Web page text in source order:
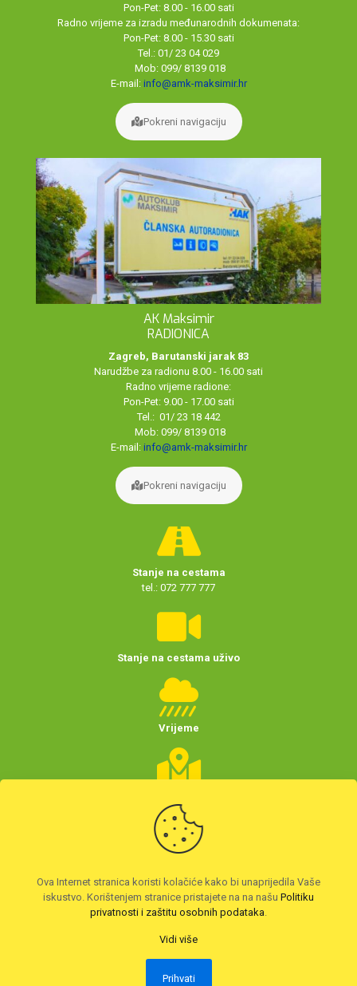
Pon-Pet: 8.00 - 16.00 sati
Radno vrijeme za izradu međunarodnih dokumenata:
Pon-Pet: 8.00 - 15.30 sati
Tel.: 01/ 23 04 029
Mob: 099/ 8139 018
E-mail: info@amk-maksimir.hr
Pokreni navigaciju
AK Maksimir
RADIONICA
Zagreb, Barutanski jarak 83
Narudžbe za radionu 8.00 - 16.00 sati
Radno vrijeme radione:
Pon-Pet: 9.00 - 17.00 sati
Tel.: 01/ 23 18 442
Mob: 099/ 8139 018
E-mail: info@amk-maksimir.hr
Pokreni navigaciju
Stanje na cestama
tel.: 072 777 777
Stanje na cestama uživo
Vrijeme
(Hrvatske)
Preuzmite HAK aplikaciju
2026. © Autoklub Maksimir
Ova Internet stranica koristi kolačiće kako bi unaprijedila Vaše
iskustvo. Korištenjem stranice pristajete na na našu Politiku
privatnosti i zaštitu osobnih podataka.
Vidi više
Prihvati